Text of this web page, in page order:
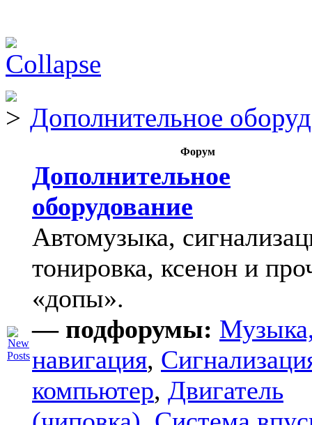
Дополнительное
Форум
Дополнительное
оборудование
Автомузыка,
тонировка, ксенон и
«допы».
— подфорумы:
навигация,
компьютер, Двигатель